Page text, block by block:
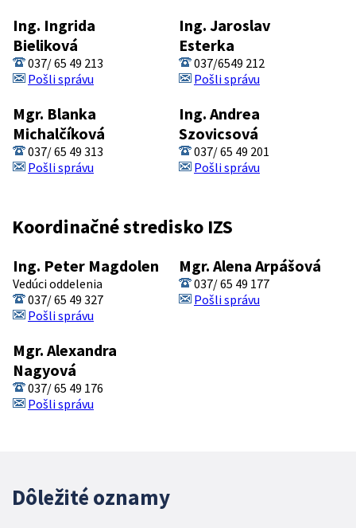
Ing. Ingrida
Bieliková
037/ 65 49 213
Pošli správu
Ing. Jaroslav
Esterka
037/6549 212
Pošli správu
Mgr. Blanka
Michalčíková
037/ 65 49 313
Pošli správu
Ing. Andrea
Szovicsová
037/ 65 49 201
Pošli správu
Koordinačné stredisko IZS
Ing. Peter Magdolen
Vedúci oddelenia
037/ 65 49 327
Pošli správu
Mgr. Alena Arpášová
037/ 65 49 177
Pošli správu
Mgr. Alexandra
Nagyová
037/ 65 49 176
Pošli správu
Dôležité oznamy